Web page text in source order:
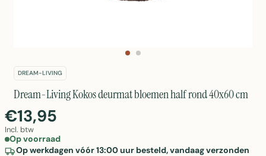
DREAM-LIVING
Dream-Living Kokos deurmat bloemen half rond 40x60 cm
€13,95
Incl. btw
Op voorraad
Op werkdagen vóór 13:00 uur besteld, vandaag verzonden